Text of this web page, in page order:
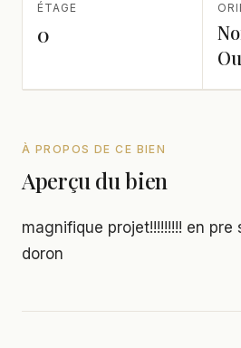
ÉTAGE
0
À PROPOS DE CE BIEN
Aperçu du bien
magnifique projet!!!!!!!!! en pre
doron